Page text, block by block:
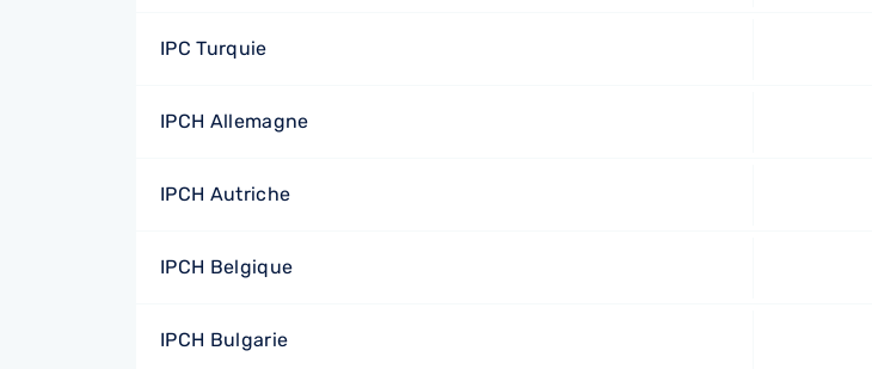
IPC Turquie
IPCH Allemagne
IPCH Autriche
IPCH Belgique
IPCH Bulgarie